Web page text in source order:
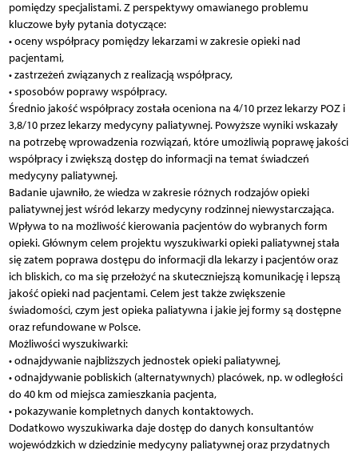
pomiędzy specjalistami. Z perspektywy omawianego problemu
kluczowe były pytania dotyczące:
• oceny współpracy pomiędzy lekarzami w zakresie opieki nad
pacjentami,
• zastrzeżeń związanych z realizacją współpracy,
• sposobów poprawy współpracy.
Średnio jakość współpracy została oceniona na 4/10 przez lekarzy POZ i
3,8/10 przez lekarzy medycyny paliatywnej. Powyższe wyniki wskazały
na potrzebę wprowadzenia rozwiązań, które umożliwią poprawę jakości
współpracy i zwiększą dostęp do informacji na temat świadczeń
medycyny paliatywnej.
Badanie ujawniło, że wiedza w zakresie różnych rodzajów opieki
paliatywnej jest wśród lekarzy medycyny rodzinnej niewystarczająca.
Wpływa to na możliwość kierowania pacjentów do wybranych form
opieki. Głównym celem projektu wyszukiwarki opieki paliatywnej stała
się zatem poprawa dostępu do informacji dla lekarzy i pacjentów oraz
ich bliskich, co ma się przełożyć na skuteczniejszą komunikację i lepszą
jakość opieki nad pacjentami. Celem jest także zwiększenie
świadomości, czym jest opieka paliatywna i jakie jej formy są dostępne
oraz refundowane w Polsce.
Możliwości wyszukiwarki:
• odnajdywanie najbliższych jednostek opieki paliatywnej,
• odnajdywanie pobliskich (alternatywnych) placówek, np. w odległości
do 40 km od miejsca zamieszkania pacjenta,
• pokazywanie kompletnych danych kontaktowych.
Dodatkowo wyszukiwarka daje dostęp do danych konsultantów
wojewódzkich w dziedzinie medycyny paliatywnej oraz przydatnych